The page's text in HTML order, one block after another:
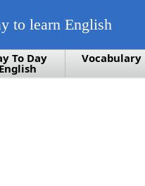
to learn English
To Day
English
Vocabulary